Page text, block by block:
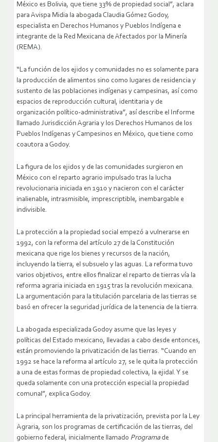
México es Bolivia, que tiene 33% de propiedad social”, aclara
para Avispa Midia la abogada Claudia Gómez Godoy,
especialista en Derechos Humanos y Pueblos Indígena e
integrante de la Red Mexicana de Afectados por la Minería
(REMA).
“La función de los ejidos y comunidades no es solamente para
la producción de alimentos sino como lugares de residencia y
sustento de las poblaciones indígenas y campesinas, así como
espacios de reproducción cultural, identitaria y de
organización político-administrativa”, así describe el Informe
llamado Jurisdicción Agraria y los Derechos Humanos de los
Pueblos Indígenas y Campesinos en México, que tiene como
coautora a Godoy.
La figura de los ejidos y de las comunidades surgieron en
México con el reparto agrario impulsado tras la lucha
revolucionaria iniciada en 1910 y nacieron con el carácter
inalienable, intrasmisible, imprescriptible, inembargable e
indivisible.
La protección a la propiedad social empezó a vulnerarse en
1992, con la reforma del artículo 27 de la Constitución
mexicana que rige los bienes y recursos de la nación,
incluyendo la tierra, el subsuelo y las aguas. La reforma tuvo
varios objetivos, entre ellos finalizar el reparto de tierras vía la
reforma agraria iniciada en 1915 tras la revolución mexicana.
La argumentación para la titulación parcelaria de las tierras se
basó en ofrecer la seguridad jurídica de la tenencia de la tierra.
La abogada especializada Godoy asume que las leyes y
políticas del Estado mexicano, llevadas a cabo desde entonces,
están promoviendo la privatización de las tierras. “Cuando en
1992 se hace la reforma al artículo 27, se le quita la protección
a una de estas formas de propiedad colectiva, la ejidal. Y se
queda solamente con una protección especial la propiedad
comunal”, explica Godoy.
La principal herramienta de la privatización, prevista por la Ley
Agraria, son los programas de certificación de las tierras, del
gobierno federal, inicialmente llamado Programade